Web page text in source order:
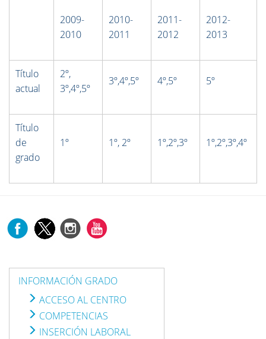
2009-
2010
2010-
2011
2011-
2012
2012-
2013
Título
actual
2º,
3º,4º,5º
3º,4º,5º 4º,5º 5º
Título
de
grado
1º 1º, 2º 1º,2º,3º 1º,2º,3º,4º
INFORMACIÓN GRADO
ACCESO AL CENTRO
COMPETENCIAS
INSERCIÓN LABORAL